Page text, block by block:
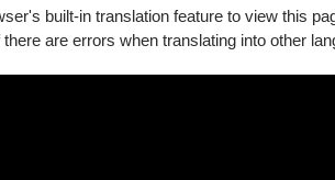
built-in translation feature to view this
are errors when translating into other
謬，卻可以意外的真實。將嚴肅的指控說
。」
司上班 》以獨特幽默諷刺社會現象與職